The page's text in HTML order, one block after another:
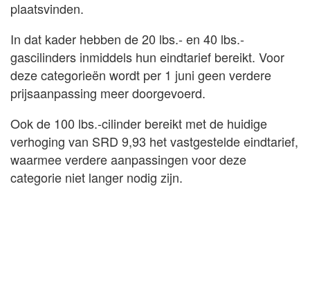
plaatsvinden.
In dat kader hebben de 20 lbs.- en 40 lbs.-
gascilinders inmiddels hun eindtarief bereikt. Voor
deze categorieën wordt per 1 juni geen verdere
prijsaanpassing meer doorgevoerd.
Ook de 100 lbs.-cilinder bereikt met de huidige
verhoging van SRD 9,93 het vastgestelde eindtarief,
waarmee verdere aanpassingen voor deze
categorie niet langer nodig zijn.